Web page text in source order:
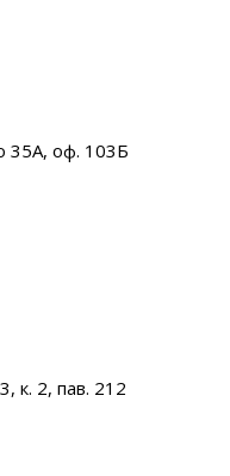
35А, оф. 103Б
к. 2, пав. 212